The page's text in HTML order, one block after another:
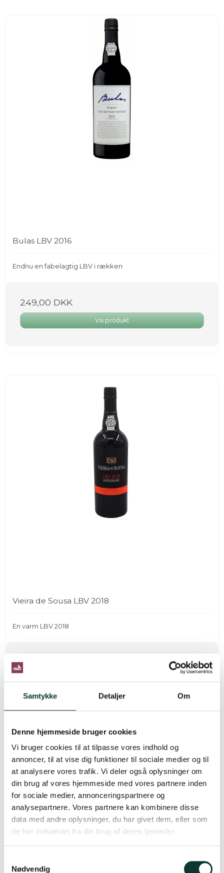
Samtykke Detaljer Om
Denne hjemmeside bruger cookies
Vi bruger cookies til at tilpasse vores indhold og
annoncer, til at vise dig funktioner til sociale medier og til
at analysere vores trafik. Vi deler også oplysninger om
din brug af vores hjemmeside med vores partnere inden
for sociale medier, annonceringspartnere og
analysepartnere. Vores partnere kan kombinere disse
data med andre oplysninger, du har givet dem, eller som
de har indsamlet fra din brug af deres tjenester.
Nødvendig
Bulas LBV 2016
Endnu en fabelagtig LBV i rækken
249,00 DKK
Vis produkt
Vieira de Sousa LBV 2018
En varm LBV 2018
239,00 DKK
Vis produkt